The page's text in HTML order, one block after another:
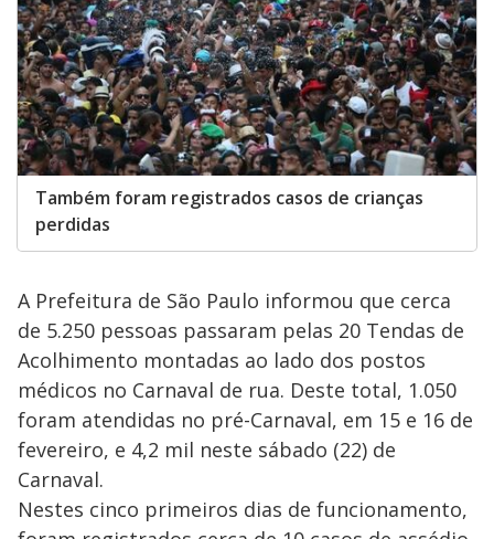
Também foram registrados casos de crianças
perdidas
A Prefeitura de São Paulo informou que cerca
de 5.250 pessoas passaram pelas 20 Tendas de
Acolhimento montadas ao lado dos postos
médicos no Carnaval de rua. Deste total, 1.050
foram atendidas no pré-Carnaval, em 15 e 16 de
fevereiro, e 4,2 mil neste sábado (22) de
Carnaval.
Nestes cinco primeiros dias de funcionamento,